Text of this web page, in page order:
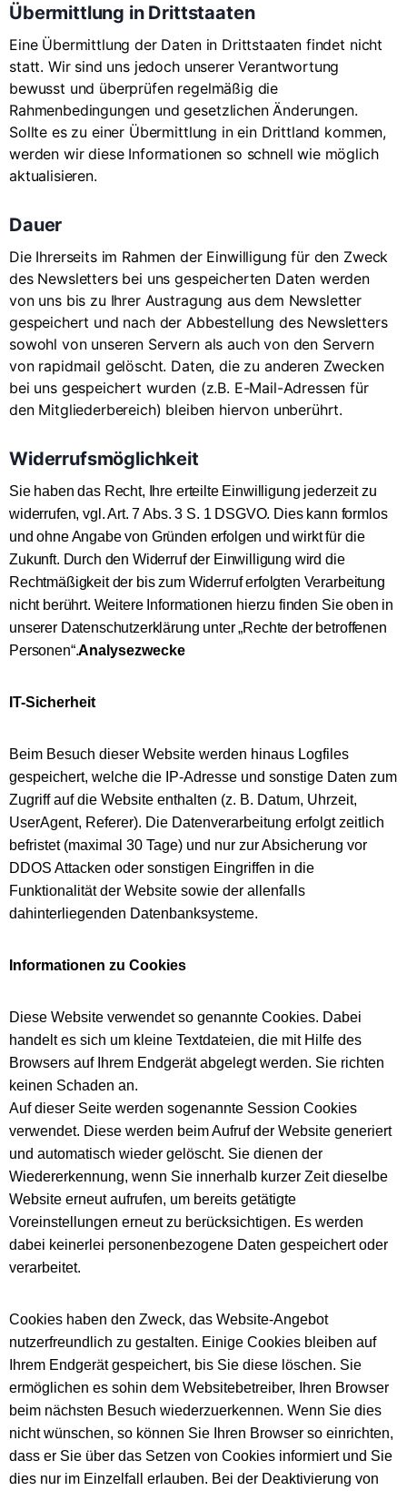
Übermittlung in Drittstaaten
Eine Übermittlung der Daten in Drittstaaten findet nicht
statt. Wir sind uns jedoch unserer Verantwortung
bewusst und überprüfen regelmäßig die
Rahmenbedingungen und gesetzlichen Änderungen.
Sollte es zu einer Übermittlung in ein Drittland kommen,
werden wir diese Informationen so schnell wie möglich
aktualisieren.
Dauer
Die Ihrerseits im Rahmen der Einwilligung für den Zweck
des Newsletters bei uns gespeicherten Daten werden
von uns bis zu Ihrer Austragung aus dem Newsletter
gespeichert und nach der Abbestellung des Newsletters
sowohl von unseren Servern als auch von den Servern
von rapidmail gelöscht. Daten, die zu anderen Zwecken
bei uns gespeichert wurden (z.B. E-Mail-Adressen für
den Mitgliederbereich) bleiben hiervon unberührt.
Widerrufsmöglichkeit
Sie haben das Recht, Ihre erteilte Einwilligung jederzeit zu
widerrufen, vgl. Art. 7 Abs. 3 S. 1 DSGVO. Dies kann formlos
und ohne Angabe von Gründen erfolgen und wirkt für die
Zukunft. Durch den Widerruf der Einwilligung wird die
Rechtmäßigkeit der bis zum Widerruf erfolgten Verarbeitung
nicht berührt. Weitere Informationen hierzu finden Sie oben in
unserer Datenschutzerklärung unter „Rechte der betroffenen
Personen“.Analysezwecke
IT-Sicherheit
Beim Besuch dieser Website werden hinaus Logfiles
gespeichert, welche die IP-Adresse und sonstige Daten zum
Zugriff auf die Website enthalten (z. B. Datum, Uhrzeit,
UserAgent, Referer). Die Datenverarbeitung erfolgt zeitlich
befristet (maximal 30 Tage) und nur zur Absicherung vor
DDOS Attacken oder sonstigen Eingriffen in die
Funktionalität der Website sowie der allenfalls
dahinterliegenden Datenbanksysteme.
Informationen zu Cookies
Diese Website verwendet so genannte Cookies. Dabei
handelt es sich um kleine Textdateien, die mit Hilfe des
Browsers auf Ihrem Endgerät abgelegt werden. Sie richten
keinen Schaden an.
Auf dieser Seite werden sogenannte Session Cookies
verwendet. Diese werden beim Aufruf der Website generiert
und automatisch wieder gelöscht. Sie dienen der
Wiedererkennung, wenn Sie innerhalb kurzer Zeit dieselbe
Website erneut aufrufen, um bereits getätigte
Voreinstellungen erneut zu berücksichtigen. Es werden
dabei keinerlei personenbezogene Daten gespeichert oder
verarbeitet.
Cookies haben den Zweck, das Website-Angebot
nutzerfreundlich zu gestalten. Einige Cookies bleiben auf
Ihrem Endgerät gespeichert, bis Sie diese löschen. Sie
ermöglichen es sohin dem Websitebetreiber, Ihren Browser
beim nächsten Besuch wiederzuerkennen. Wenn Sie dies
nicht wünschen, so können Sie Ihren Browser so einrichten,
dass er Sie über das Setzen von Cookies informiert und Sie
dies nur im Einzelfall erlauben. Bei der Deaktivierung von